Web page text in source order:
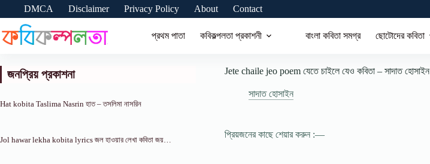
content
DMCA Disclaimer Privacy Policy About Contact
প্রথম পাতা কবিকল্পলতা প্রকাশনী বাংলা কবিতা সমগ্র ছোটোদের কবিতা
Jete chaile jeo poem যেতে চাইলে যেও কবিতা – সাদাত হোসাইন
সাদাত হোসাইন
প্রিয়জনের কাছে শেয়ার করুন :—
জনপ্রিয় প্রকাশনা
Hat kobita Taslima Nasrin হাত – তসলিমা নাসরিন
Jol hawar lekha kobita lyrics জল হাওয়ার লেখা কবিতা জয়…